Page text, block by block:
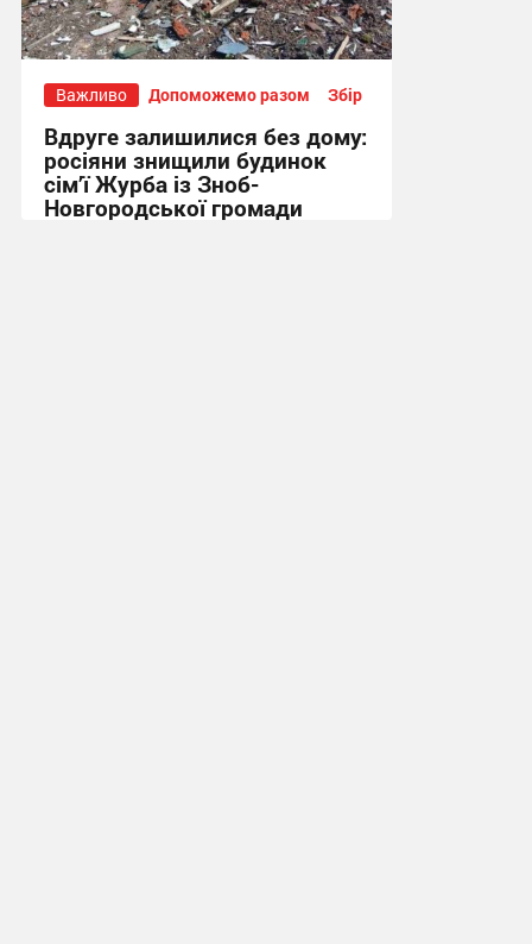
Важливо Допоможемо разом Збір
Вдруге залишилися без дому:
росіяни знищили будинок
сім’ї Журба із Зноб-
Новгородської громади